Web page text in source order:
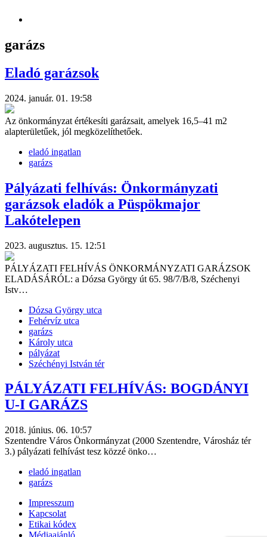
garázs
Eladó garázsok
2024. január. 01. 19:58
Az önkormányzat értékesíti garázsait, amelyek 16,5–41 m2
alapterületűek, jól megközelíthetőek.
eladó ingatlan
garázs
Pályázati felhívás: Önkormányzati
garázsok eladók a Püspökmajor
Lakótelepen
2023. augusztus. 15. 12:51
PÁLYÁZATI FELHÍVÁS ÖNKORMÁNYZATI GARÁZSOK
ELADÁSÁRÓL: a Dózsa György út 65. 98/7/B/8, Széchenyi
Istv…
Dózsa György utca
Fehérvíz utca
garázs
Károly utca
pályázat
Széchényi István tér
PÁLYÁZATI FELHÍVÁS: BOGDÁNYI
U-I GARÁZS
2018. június. 06. 10:57
Szentendre Város Önkormányzat (2000 Szentendre, Városház tér
3.) pályázati felhívást tesz közzé önko…
eladó ingatlan
garázs
Impresszum
Kapcsolat
Etikai kódex